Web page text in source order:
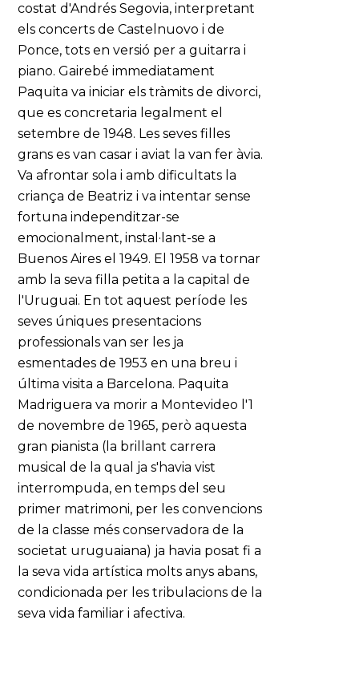
costat d'Andrés Segovia, interpretant
els concerts de Castelnuovo i de
Ponce, tots en versió per a guitarra i
piano. Gairebé immediatament
Paquita va iniciar els tràmits de divorci,
que es concretaria legalment el
setembre de 1948. Les seves filles
grans es van casar i aviat la van fer àvia.
Va afrontar sola i amb dificultats la
criança de Beatriz i va intentar sense
fortuna independitzar-se
emocionalment, instal·lant-se a
Buenos Aires el 1949. El 1958 va tornar
amb la seva filla petita a la capital de
l'Uruguai. En tot aquest període les
seves úniques presentacions
professionals van ser les ja
esmentades de 1953 en una breu i
última visita a Barcelona. Paquita
Madriguera va morir a Montevideo l'1
de novembre de 1965, però aquesta
gran pianista (la brillant carrera
musical de la qual ja s'havia vist
interrompuda, en temps del seu
primer matrimoni, per les convencions
de la classe més conservadora de la
societat uruguaiana) ja havia posat fi a
la seva vida artística molts anys abans,
condicionada per les tribulacions de la
seva vida familiar i afectiva.